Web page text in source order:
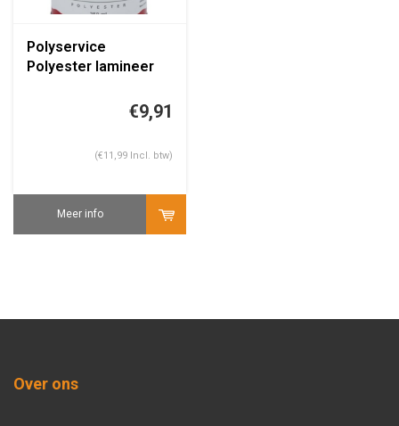
Polyservice
Polyester lamineer
€9,91
(€11,99 Incl. btw)
Meer info
Over ons